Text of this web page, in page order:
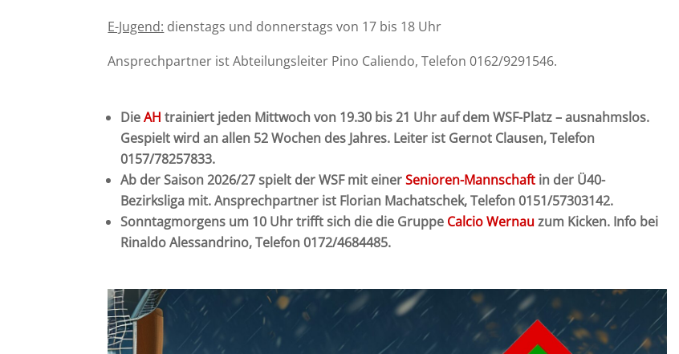
E-Jugend: dienstags und donnerstags von 17 bis 18 Uhr
Ansprechpartner ist Abteilungsleiter Pino Caliendo, Telefon 0162/9291546.
DieAH trainiert jeden Mittwoch von 19.30 bis 21 Uhr auf dem WSF-Platz – ausnahmslos.
Gespielt wird an allen 52 Wochen des Jahres. Leiter ist Gernot Clausen, Telefon
0157/78257833.
Ab der Saison 2026/27 spielt der WSF mit einerSenioren-Mannschaft in der Ü40-
Bezirksliga mit. Ansprechpartner ist Florian Machatschek, Telefon 0151/57303142.
Sonntagmorgens um 10 Uhr trifft sich die die Gruppe Calcio Wernauzum Kicken. Info bei
Rinaldo Alessandrino, Telefon 0172/4684485.